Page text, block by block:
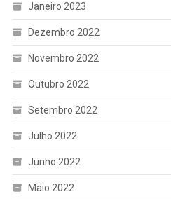
Janeiro 2023
Dezembro 2022
Novembro 2022
Outubro 2022
Setembro 2022
Julho 2022
Junho 2022
Maio 2022